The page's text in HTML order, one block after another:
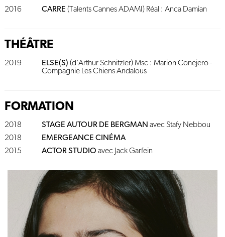
2016
CARRE (Talents Cannes ADAMI) Réal : Anca Damian
THÉÂTRE
2019 ELSE(S) (d'Arthur Schnitzler) Msc : Marion Conejero -
Compagnie Les Chiens Andalous
FORMATION
2018 STAGE AUTOUR DE BERGMAN avec Stafy Nebbou
2018
EMERGEANCE CINÉMA
2015
ACTOR STUDIO avec Jack Garfein